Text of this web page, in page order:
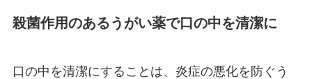
殺菌作用のあるうがい薬で口の中を清潔に
口の中を清潔にすることは、炎症の悪化を防ぐう